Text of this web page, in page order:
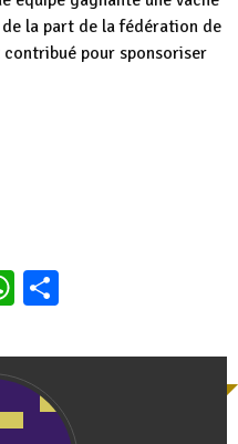
la part de la fédération de
pour sponsoriser
WhatsApp